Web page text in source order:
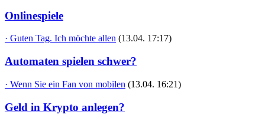
Onlinespiele
· Guten Tag. Ich möchte allen (13.04. 17:17)
Automaten spielen schwer?
· Wenn Sie ein Fan von mobilen (13.04. 16:21)
Geld in Krypto anlegen?